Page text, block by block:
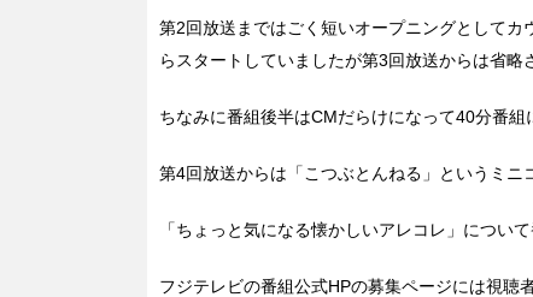
第2回放送まではごく短いオープニングとして
らスタートしていましたが第3回放送からは省略
ちなみに番組後半はCMだらけになって40分番組
第4回放送からは「こつぶとんねる」というミニ
「ちょっと気になる懐かしいアレコレ」につい
フジテレビの番組公式HPの募集ページには視聴